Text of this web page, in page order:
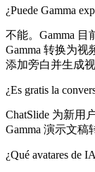
¿Puede Gamma
不能。Gamma
Gamma 转换为视
添加旁白并生成视
¿Es gratis la
ChatSlide 为新用
Gamma 演示文稿
¿Qué avatares de